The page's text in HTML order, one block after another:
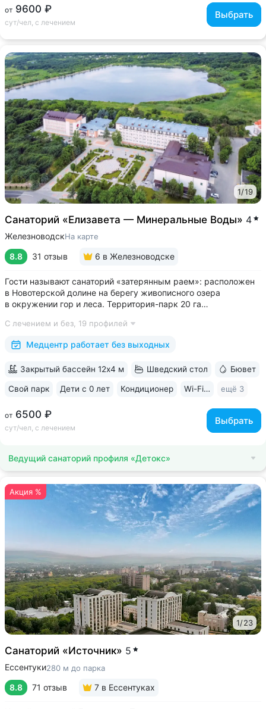
от 9600 ₽
сут/чел, с лечением
Выбрать
1/19
Cанаторий «Елизавета — Минеральные Воды» 4
ЖелезноводскНа карте
8.8 31 отзыв 6 в Железноводске
Гости называют санаторий «затерянным раем»: расположен
в Новотерской долине на берегу живописного озера
в окружении гор и леса. Территория-парк 20 га
живописным храмом «Нерушимая стена» • Обустроенная
набережная озера с зонами отдыха и...
С лечением и без, 19 профилей
Медцентр работает без выходных
от 6500 ₽
сут/чел, с лечением
Выбрать
Закрытый бассейн 12х4 м Шведский стол Бювет
Свой парк Дети с 0 лет Кондиционер Wi-Fi в номерах ещё 3
Ведущий санаторий профиля «Детокс»
Акция %
1/23
Санаторий «Источник» 5
Ессентуки280 м до парка
8.8 71 отзыв 7 в Ессентуках